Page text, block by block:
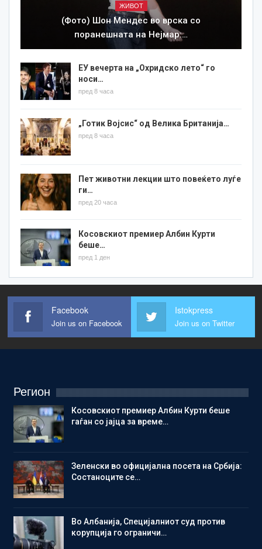
ЖИВОТ
(Фото) Шон Мендес во врска со
поранешната на Нејмар:…
ЕУ вечерта на „Охридско лето“ го
носи…
пред 8 часа
„Готик Војсис“ од Велика Британија…
пред 8 часа
Пет животни лекции што повеќето луѓе
ги…
пред 20 часа
Косовскиот премиер Албин Курти
беше…
пред 1 ден
Facebook
Join us on Facebook
Istokpress
Join us on Twitter
Регион
Косовскиот премиер Албин Курти беше
гаѓан со јајца за време…
Зеленски во официјална посета на Србија:
Состаноците се…
Во Албанија, Специјалниот суд против
корупција го ограничи…